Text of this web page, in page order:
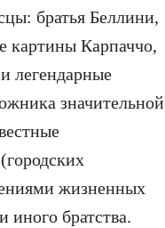
братья Беллини,
картины Карпаччо,
легендарные
значительной
жизненных
иного братства.